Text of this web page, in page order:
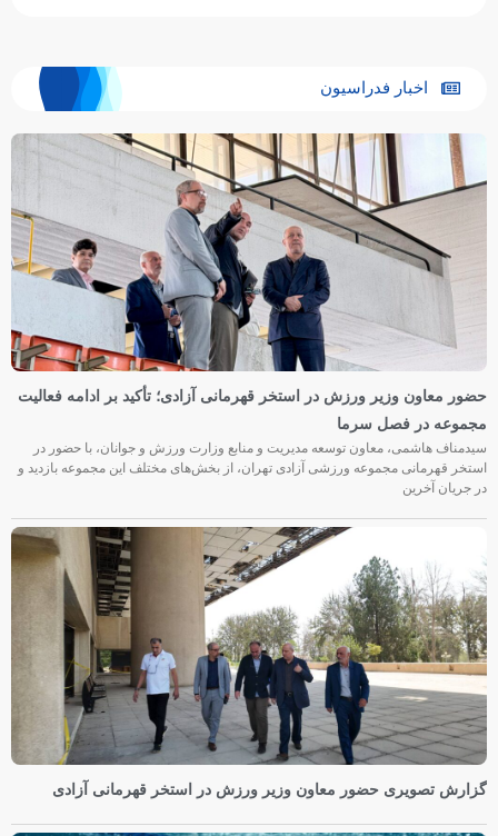
اخبار فدراسیون
حضور معاون وزیر ورزش در استخر قهرمانی آزادی؛ تأکید بر ادامه فعالیت
مجموعه در فصل سرما
سیدمناف هاشمی، معاون توسعه مدیریت و منابع وزارت ورزش و جوانان، با حضور در
استخر قهرمانی مجموعه ورزشی آزادی تهران، از بخش‌های مختلف این مجموعه بازدید و
در جریان آخرین
گزارش تصویری حضور معاون وزیر ورزش در استخر قهرمانی آزادی